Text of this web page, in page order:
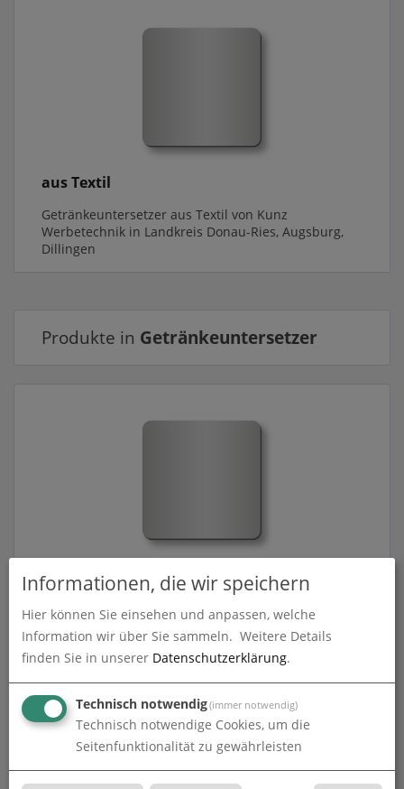
aus Textil
Getränkeuntersetzer aus Textil von Kunz
Werbetechnik in Landkreis Donau-Ries, Augsburg,
Dillingen
Produkte in Getränkeuntersetzer
Getränkeuntersetzer aus Airlaid | 9 cm x 9 cm
eckig | einseitig bedruckt
zum Artikel
Informationen, die wir speichern
Hier können Sie einsehen und anpassen, welche
Information wir über Sie sammeln. Weitere Details
finden Sie in unserer Datenschutzerklärung.
Technisch notwendig(immer notwendig)
Technisch notwendige Cookies, um die
Seitenfunktionalität zu gewährleisten